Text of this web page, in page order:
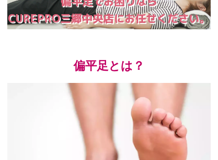
CUREPRO三郷中央店にお任せください。
偏平足とは？